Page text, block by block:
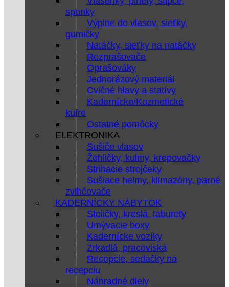
sponky
Výplne do vlasov, sieťky,
gumičky
Natáčky, sieťky na natáčky
Rozprašovače
Oprašováky
Jednorázový materiál
Cvičné hlavy a statívy
Kadernícke/Kozmetické
kufre
Ostatné pomôcky
ELEKTRONIKA
Sušiče vlasov
Žehličky, kulmy, krepovačky
Strihacie strojčeky
Sušiace helmy, klimazóny, parné
zvlhčovače
KADERNÍCKY NÁBYTOK
Stoličky, kreslá, taburety
Umývacie boxy
Kadernícke vozíky
Zrkadlá, pracoviská
Recepcie, sedačky na
recepciu
Náhradné diely